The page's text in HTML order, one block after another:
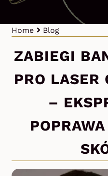
Home Blog
ZABIEGI
PRO LASER
–